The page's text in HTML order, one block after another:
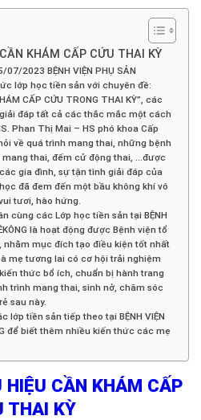
KHÁM CẤP CỨU THAI KỲ
2023 BỆNH VIỆN PHỤ SẢN
lớp học tiền sản với chuyên đề:
CẤP CỨU TRONG THAI KỲ”, các
đáp tất cả các thắc mắc một cách
Phan Thị Mai – HS phó khoa Cấp
về quá trình mang thai, những bệnh
mang thai, đếm cử động thai, …được
gia đình, sự tận tình giải đáp của
đã đem đến một bầu không khí vô
tươi, hào hứng.
cùng các Lớp học tiền sản tại BỆNH
là hoạt động được Bệnh viện tổ
nhằm mục đích tạo điều kiện tốt nhất
mẹ tương lai có cơ hội trải nghiệm
thức bổ ích, chuẩn bị hành trang
trình mang thai, sinh nở, chăm sóc
sau này.
lớp tiền sản tiếp theo tại BỆNH VIỆN
để biết thêm nhiều kiến thức các mẹ
HIỆU CẦN KHÁM CẤP
THAI KỲ